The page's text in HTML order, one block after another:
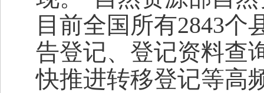
目前全国所有2843
告登记、登记资料查
快推进转移登记等高